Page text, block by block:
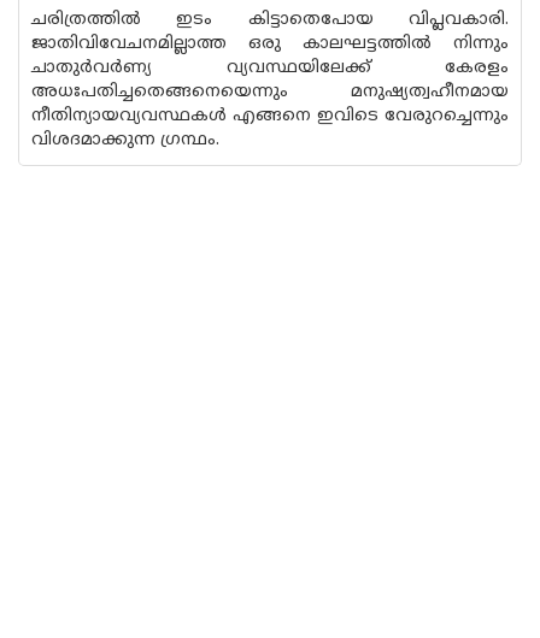
ചരിത്രത്തിൽ ഇടം കിട്ടാതെപോയ വിപ്ലവകാരി.
ജാതിവിവേചനമില്ലാത്ത ഒരു കാലഘട്ടത്തിൽ നിന്നും
ചാതുർവർണ്യ വ്യവസ്ഥയിലേക്ക് കേരളം
അധഃപതിച്ചതെങ്ങനെയെന്നും മനുഷ്യത്വഹീനമായ
നീതിന്യായവ്യവസ്ഥകൾ എങ്ങനെ ഇവിടെ വേരുറച്ചെന്നും
വിശദമാക്കുന്ന ഗ്രന്ഥം.